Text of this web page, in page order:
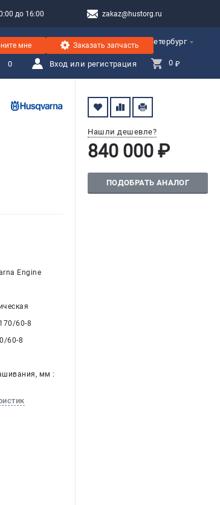
до 16:00 zakaz@hustorg.ru
Санкт-Петербург
мне Заказать запчасть
0 Вход или регистрация 0 ₽
Нашли дешевле?
840 000 ₽
ПОДОБРАТЬ АНАЛОГ
Engine
60-8
60-8
мм :